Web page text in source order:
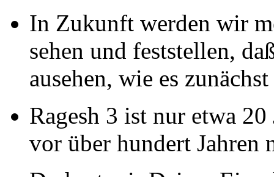
In Zukunft werden wir
sehen und feststellen,
ausehen, wie es
Ragesh 3 ist nur etwa
vor über hundert Jahren